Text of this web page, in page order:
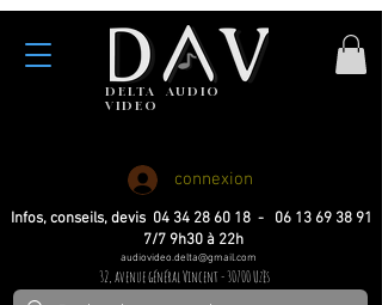
DELTA
AUDIO
VIDEO
connexion
Infos, conseils, devis 04 34 28 60 18 - 06 13 69 38 91
7/7 9h30 à 22h
audiovideo.delta@gmail.com
32, avenue général Vincent - 30700 Uzès